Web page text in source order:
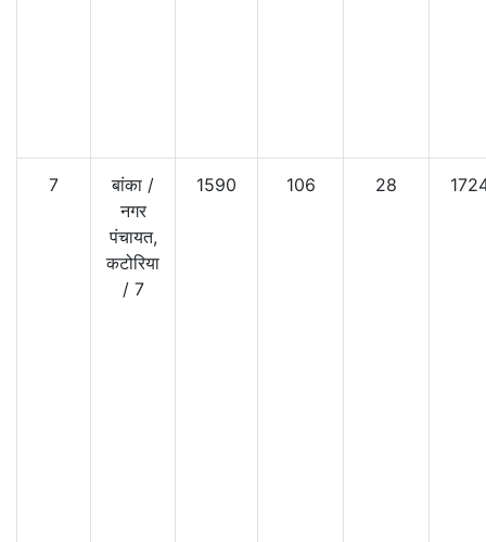
7 बांका /
नगर
पंचायत,
कटोरिया
/ 7
1590 106 28